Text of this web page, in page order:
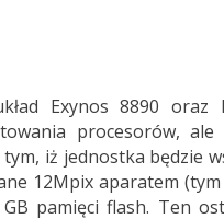
Exynos 8890 oraz
procesorów, ale
iż jednostka będzie
12Mpix aparatem
pamięci flash. Ten